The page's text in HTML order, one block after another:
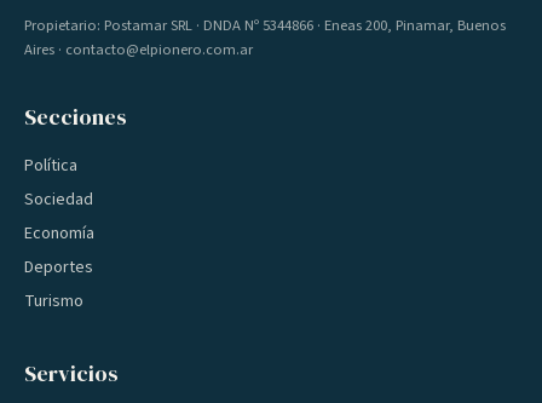
Propietario: Postamar SRL · DNDA Nº 5344866 · Eneas 200, Pinamar, Buenos
Aires · contacto@elpionero.com.ar
Secciones
Política
Sociedad
Economía
Deportes
Turismo
Servicios